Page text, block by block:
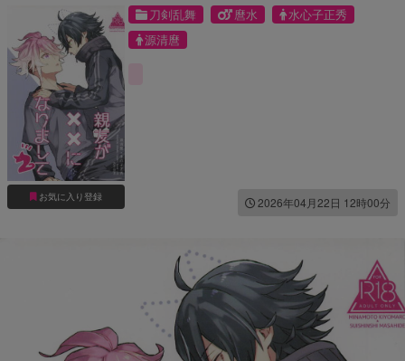
お気に入り登録
刀剣乱舞 麿水
水心子正秀
源清麿
2026年04月22日 12時00分